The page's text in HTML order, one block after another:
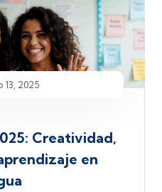
13, 2025
Creatividad,
en